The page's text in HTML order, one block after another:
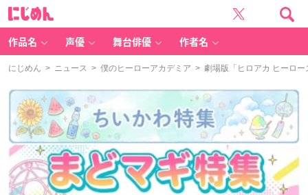
作品名 声優 舞台俳優 作者名
にじめん > ニュース > 僕のヒーローアカデミア > 劇場版「ヒロアカ ヒーロ